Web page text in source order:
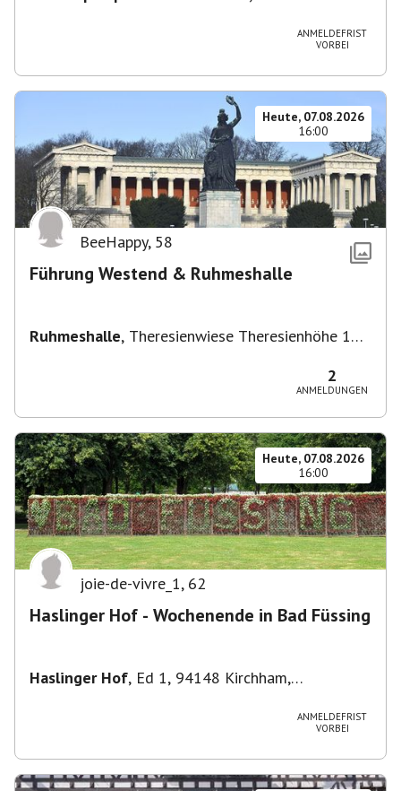
ANMELDEFRIST
VORBEI
Heute, 07.08.2026
16:00
BeeHappy, 58
Führung Westend & Ruhmeshalle
Ruhmeshalle, Theresienwiese Theresienhöhe 16,
2
ANMELDUNGEN
Heute, 07.08.2026
16:00
joie-de-vivre_1, 62
Haslinger Hof - Wochenende in Bad Füssing
Haslinger Hof, Ed 1, 94148 Kirchham,
ANMELDEFRIST
VORBEI